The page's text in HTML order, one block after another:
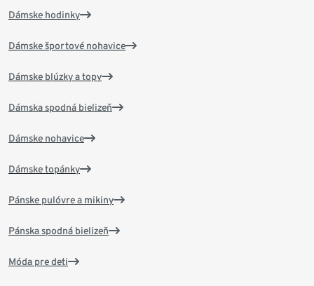
Dámske hodinky
Dámske športové nohavice
Dámske blúzky a topy
Dámska spodná bielizeň
Dámske nohavice
Dámske topánky
Pánske pulóvre a mikiny
Pánska spodná bielizeň
Móda pre deti